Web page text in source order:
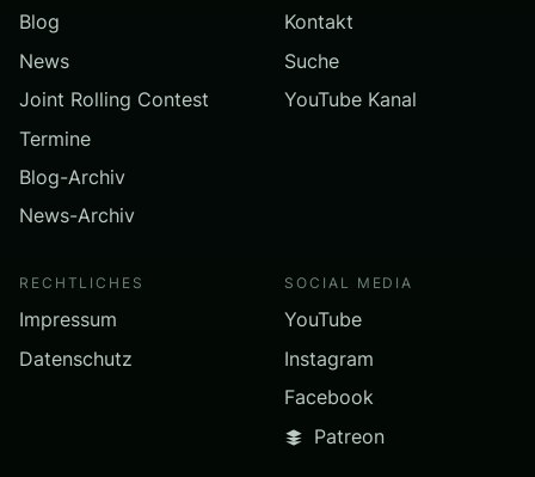
Blog
News
Joint Rolling Contest
Termine
Blog-Archiv
News-Archiv
Kontakt
Suche
YouTube Kanal
RECHTLICHES
Impressum
Datenschutz
SOCIAL MEDIA
YouTube
Instagram
Facebook
Patreon